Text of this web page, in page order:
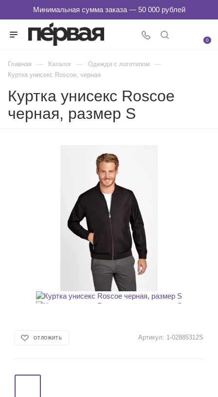
0
Главная — Каталог — Одежда с логотипом —
Куртка унисекс Roscoe, черная
Куртка унисекс Roscoe
черная, размер S
ОТЛОЖИТЬ Артикул: 1-02885312S